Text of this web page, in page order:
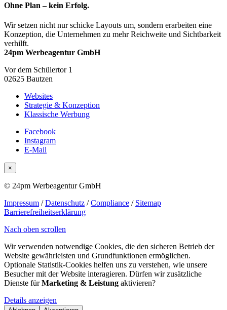
Ohne Plan – kein Erfolg.
Wir setzen nicht nur schicke Layouts um, sondern erarbeiten eine
Konzeption, die Unternehmen zu mehr Reichweite und Sichtbarkeit
verhilft.
24pm Werbeagentur GmbH
Vor dem Schülertor 1
02625 Bautzen
Websites
Strategie & Konzeption
Klassische Werbung
Facebook
Instagram
E-Mail
×
© 24pm Werbeagentur GmbH
Impressum /Datenschutz /Compliance / Sitemap
Barrierefreiheitserklärung
Nach oben scrollen
Wir verwenden notwendige Cookies, die den sicheren Betrieb der
Website gewährleisten und Grundfunktionen ermöglichen.
Optionale Statistik-Cookies helfen uns zu verstehen, wie unsere
Besucher mit der Website interagieren. Dürfen wir zusätzliche
Dienste fürMarketing & Leistung aktivieren?
Details anzeigen